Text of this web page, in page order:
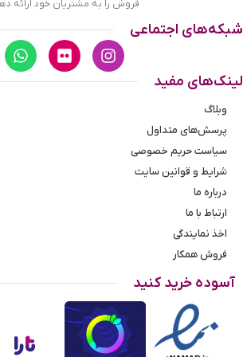
انگشتر استیل زنانه طرح مار ساده
انگشتر استیل زنانه مثلثی
فروش را به مشتریان خود ارائه
شبکه‌های اجتماعی
لینک‌های مفید
وبلاگ
پرسش‌های متداول
سیاست حریم خصوصی
شرایط و قوانین سایت
درباره ما
ارتباط با ما
اخذ نمایندگی
فروش همکار
آسوده خرید کنید